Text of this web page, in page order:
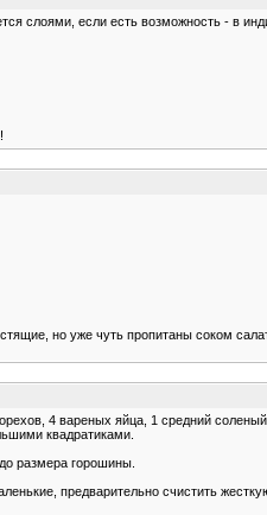
слоями, если есть возможность - в
но уже чуть пропитаны соком
4 вареных яйца, 1 средний
квадратиками.
размера горошины.
предварительно счистить